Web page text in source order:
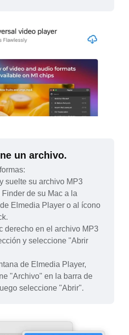
un archivo.
suelte su archivo MP3
de su Mac a la
Elmedia Player o al ícono
derecho en el archivo MP3
y seleccione "Abrir
de Elmedia Player,
"Archivo" en la barra de
seleccione "Abrir".